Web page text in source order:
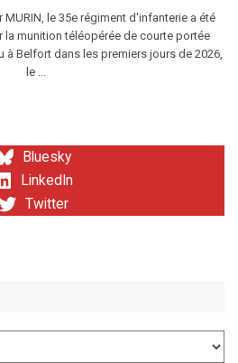
MURIN, le 35e régiment d'infanterie a été
la munition téléopérée de courte portée
à Belfort dans les premiers jours de 2026,
le ...
Bluesky
LinkedIn
Twitter